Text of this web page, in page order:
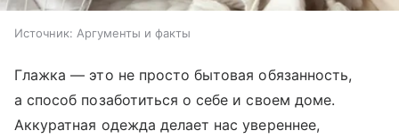
Источник: Аргументы и факты
Глажка — это не просто бытовая обязанность,
а способ позаботиться о себе и своем доме.
Аккуратная одежда делает нас увереннее,